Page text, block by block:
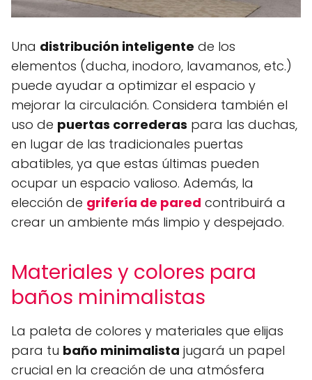
Una distribución inteligente de los
elementos (ducha, inodoro, lavamanos, etc.)
puede ayudar a optimizar el espacio y
mejorar la circulación. Considera también el
uso de puertas correderas para las duchas,
en lugar de las tradicionales puertas
abatibles, ya que estas últimas pueden
ocupar un espacio valioso. Además, la
elección de grifería de pared contribuirá a
crear un ambiente más limpio y despejado.
Materiales y colores para
baños minimalistas
La paleta de colores y materiales que elijas
para tu baño minimalista jugará un papel
crucial en la creación de una atmósfera